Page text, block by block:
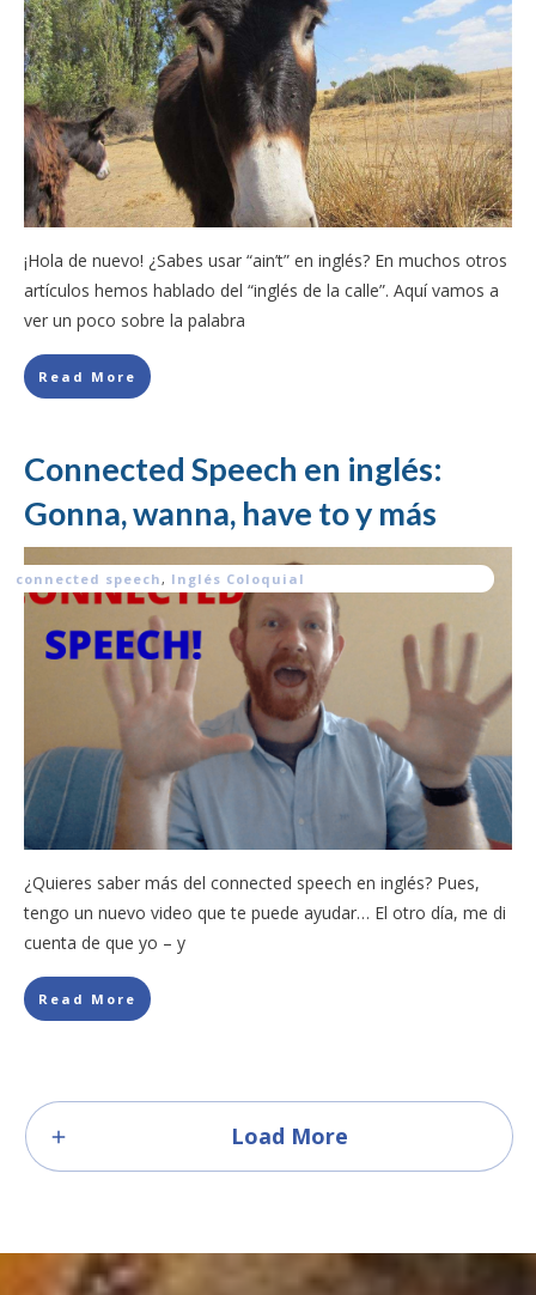
¡Hola de nuevo! ¿Sabes usar “ain’t” en inglés? En muchos otros
artículos hemos hablado del “inglés de la calle”. Aquí vamos a
ver un poco sobre la palabra
Read More
Connected Speech en inglés:
Gonna, wanna, have to y más
connected speech, Inglés Coloquial
¿Quieres saber más del connected speech en inglés? Pues,
tengo un nuevo video que te puede ayudar… El otro día, me di
cuenta de que yo – y
Read More
Load More